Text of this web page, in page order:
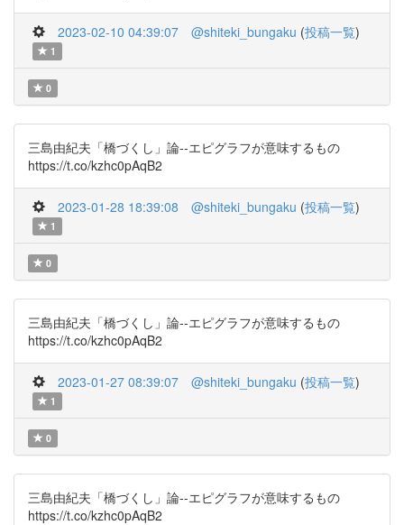
2023-02-10 04:39:07 @shiteki_bungaku (投稿一覧)
1
0
三島由紀夫「橋づくし」論--エピグラフが意味するもの
https://t.co/kzhc0pAqB2
2023-01-28 18:39:08 @shiteki_bungaku (投稿一覧)
1
0
三島由紀夫「橋づくし」論--エピグラフが意味するもの
https://t.co/kzhc0pAqB2
2023-01-27 08:39:07 @shiteki_bungaku (投稿一覧)
1
0
三島由紀夫「橋づくし」論--エピグラフが意味するもの
https://t.co/kzhc0pAqB2